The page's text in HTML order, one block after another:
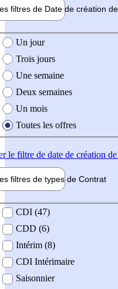
filtres de Date de création
création de l'offre
Un jour
Trois jours
Une semaine
Deux semaines
Un mois
Toutes les offres
le filtre de date de création
filtres de types de Contrat
contrat
CDI (47)
CDD (6)
Intérim (8)
CDI Intérimaire
Saisonnier